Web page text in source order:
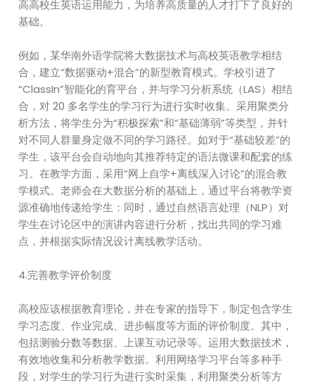
高高校生英语运用能力，为培养高质量的人才打下了良好的
基础。
例如，某华南外语学院将大数据技术与高校英语教学相结
合，建立“数据驱动+混合”的新型教育模式。学校引进了
“ClassIn”智能化的育平台，并与学习分析系统（LAS）相结
合，对 20 多名学生的学习行为进行实时收集。采用聚类分
析方法，将学生分为“积极探索”和“基础薄弱”等类型，并针
对不同人群量身定做不同的学习路径。如对于“基础较差”的
学生，该平台会自动地向其推荐特定的语法微课和配套的练
习。在教学方面，采用“网上自学+离线深入讨论”的混合教
学模式。老师会在大数据分析的基础上，通过平台将教学资
源准确地传递给学生：同时，通过自然语言处理（NLP）对
学生在讨论区中的演讲内容进行分析，找出共同的学习难
点，并根据实际情况设计离线教学活动。
4.完善教学评价制度
高校应该根据教育理论，并在专家的指导下，制定包含学生
学习态度、作业完成、进步幅度等方面的评价制度。其中，
包括测验分数等数据、上课互动记录等。运用大数据技术，
有效地收集和分析教学数据。利用网络学习平台等多种手
段，对学生的学习行为进行实时采集，利用聚类分析等方